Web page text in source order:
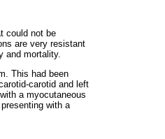
could not be
are very resistant
and mortality.
This had been
carotid and left
a myocutaneous
with a